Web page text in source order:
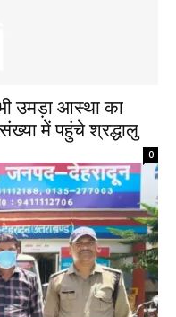
उमड़ा आस्था का
में पहुंचे श्रद्धालु
0